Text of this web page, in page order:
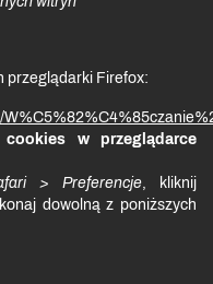
przeglądarki Firefox:
cookies w przeglądarce
> Preferencje, kliknij
dowolną z poniższych